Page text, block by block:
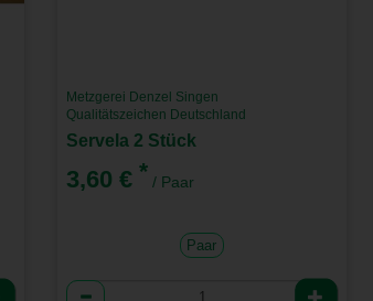
Metzgerei Denzel Singen
Qualitätszeichen Deutschland
Servela 2 Stück
3,60 €* / Paar
Paar
Anzahl